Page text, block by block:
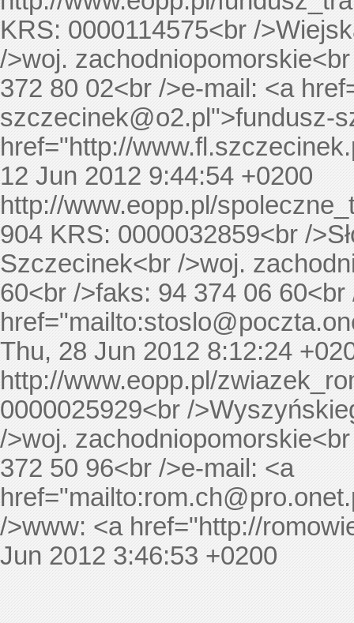
KRS: 0000114575<br /
/>woj.
372 80 02<br />e-mail: <a
szczecinek@o2.pl ">fundusz-
href="http://
12 Jun 2012 9:44:54 +0200
http://www.eopp.pl/
904 KRS: 0000032859<br /
Szczecinek<br />woj.
60<br />faks: 94 374 06 60<br
href="mailto:
Thu, 28 Jun 2012 8:12:24
http://www.eopp.pl/
0000025929<br /
/>woj.
372 50 96<br />e-mail: <a
href="mailto:
/>www: <a href="http://
Jun 2012 3:46:53 +0200